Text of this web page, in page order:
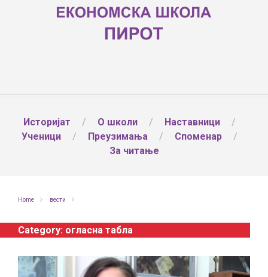
Историјат О школи
Наставници
Ученици
Преузимања
Споменар
За читање
Home вести
Category: огласна табла